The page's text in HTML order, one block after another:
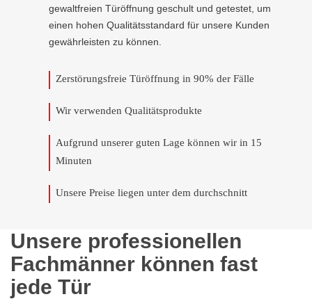
gewaltfreien Türöffnung geschult und getestet, um
einen hohen Qualitätsstandard für unsere Kunden
gewährleisten zu können.
Zerstörungsfreie Türöffnung in 90% der Fälle
Wir verwenden Qualitätsprodukte
Aufgrund unserer guten Lage können wir in 15
Minuten
Unsere Preise liegen unter dem durchschnitt
Unsere professionellen
Fachmänner können fast
jede Tür